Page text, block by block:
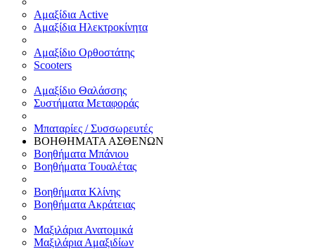
Αμαξίδια Active
Αμαξίδια Ηλεκτροκίνητα
Αμαξίδιο Ορθοστάτης
Scooters
Αμαξίδιο Θαλάσσης
Συστήματα Μεταφοράς
Μπαταρίες / Συσσωρευτές
ΒΟΗΘΗΜΑΤΑ ΑΣΘΕΝΩΝ
Βοηθήματα Μπάνιου
Βοηθήματα Τουαλέτας
Βοηθήματα Κλίνης
Βοηθήματα Ακράτειας
Μαξιλάρια Ανατομικά
Μαξιλάρια Αμαξιδίων